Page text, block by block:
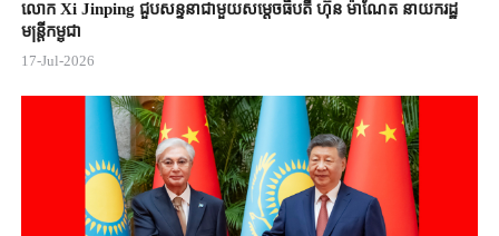
លោក Xi Jinping ជួបសន្ទនាជាមួយសម្តេចធិបតី ហ៊ុន ម៉ាណែត នាយករដ្ឋ
មន្ត្រីកម្ពុជា
17-Jul-2026